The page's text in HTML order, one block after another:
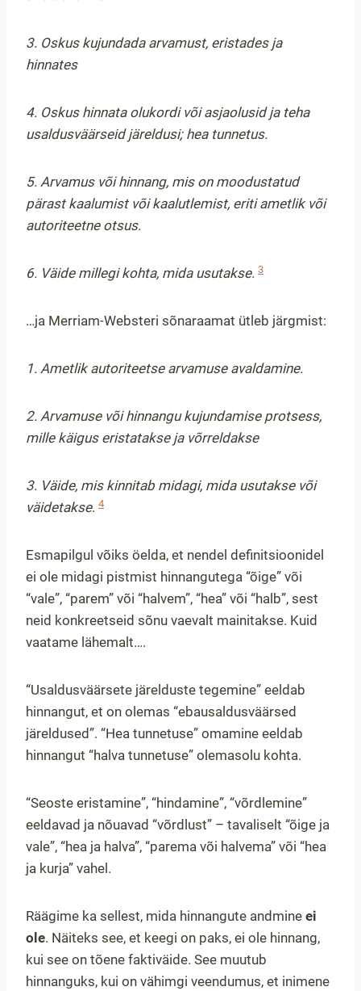
3. Oskus kujundada arvamust, eristades ja
hinnates
4. Oskus hinnata olukordi või asjaolusid ja teha
usaldusväärseid järeldusi; hea tunnetus.
5. Arvamus või hinnang, mis on moodustatud
pärast kaalumist või kaalutlemist, eriti ametlik või
autoriteetne otsus.
6. Väide millegi kohta, mida usutakse. 3
…ja Merriam-Websteri sõnaraamat ütleb järgmist:
1. Ametlik autoriteetse arvamuse avaldamine.
2. Arvamuse või hinnangu kujundamise protsess,
mille käigus eristatakse ja võrreldakse
3. Väide, mis kinnitab midagi, mida usutakse või
väidetakse. 4
Esmapilgul võiks öelda, et nendel definitsioonidel
ei ole midagi pistmist hinnangutega “õige” või
“vale”, “parem” või “halvem”, “hea” või “halb”, sest
neid konkreetseid sõnu vaevalt mainitakse. Kuid
vaatame lähemalt….
“Usaldusväärsete järelduste tegemine” eeldab
hinnangut, et on olemas “ebausaldusväärsed
järeldused”. “Hea tunnetuse” omamine eeldab
hinnangut “halva tunnetuse” olemasolu kohta.
“Seoste eristamine”, “hindamine”, “võrdlemine”
eeldavad ja nõuavad “võrdlust” – tavaliselt “õige ja
vale”, “hea ja halva”, “parema või halvema” või “hea
ja kurja” vahel.
Räägime ka sellest, mida hinnangute andmine ei
ole. Näiteks see, et keegi on paks, ei ole hinnang,
kui see on tõene faktiväide. See muutub
hinnanguks, kui on vähimgi veendumus, et inimene